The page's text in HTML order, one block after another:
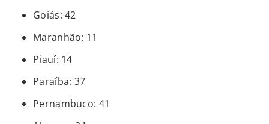
Goiás: 42
Maranhão: 11
Piauí: 14
Paraíba: 37
Pernambuco: 41